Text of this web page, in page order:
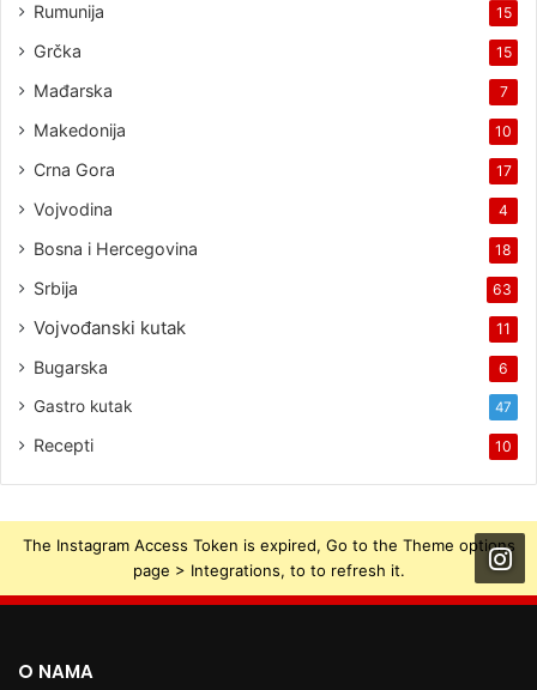
Rumunija 15
Grčka 15
Mađarska 7
Makedonija 10
Crna Gora 17
Vojvodina 4
Bosna i Hercegovina 18
Srbija 63
Vojvođanski kutak 11
Bugarska 6
Gastro kutak 47
Recepti 10
The Instagram Access Token is expired, Go to the Theme options
page > Integrations, to to refresh it.
O NAMA